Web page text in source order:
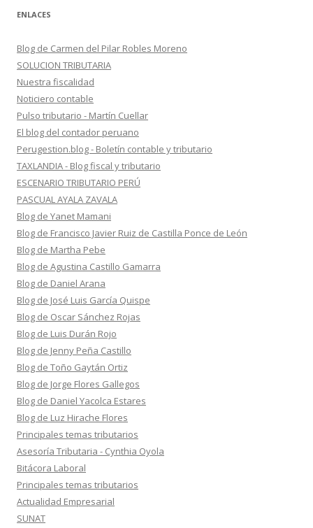
ENLACES
Blog de Carmen del Pilar Robles Moreno
SOLUCION TRIBUTARIA
Nuestra fiscalidad
Noticiero contable
Pulso tributario - Martín Cuellar
El blog del contador peruano
Perugestion.blog - Boletín contable y tributario
TAXLANDIA - Blog fiscal y tributario
ESCENARIO TRIBUTARIO PERÚ
PASCUAL AYALA ZAVALA
Blog de Yanet Mamani
Blog de Francisco Javier Ruiz de Castilla Ponce de León
Blog de Martha Pebe
Blog de Agustina Castillo Gamarra
Blog de Daniel Arana
Blog de José Luis García Quispe
Blog de Oscar Sánchez Rojas
Blog de Luis Durán Rojo
Blog de Jenny Peña Castillo
Blog de Toño Gaytán Ortiz
Blog de Jorge Flores Gallegos
Blog de Daniel Yacolca Estares
Blog de Luz Hirache Flores
Principales temas tributarios
Asesoría Tributaria - Cynthia Oyola
Bitácora Laboral
Principales temas tributarios
Actualidad Empresarial
SUNAT